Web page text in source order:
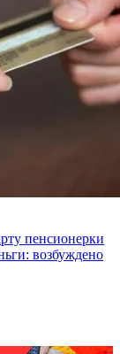
пенсионерки
возбуждено